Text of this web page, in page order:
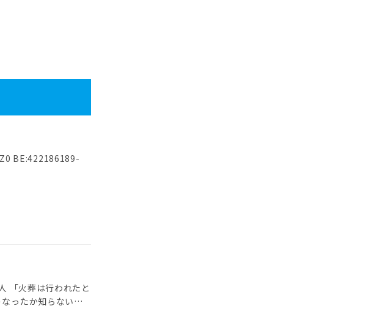
BE:422186189-
「火葬は行われたと
ったか知らない」